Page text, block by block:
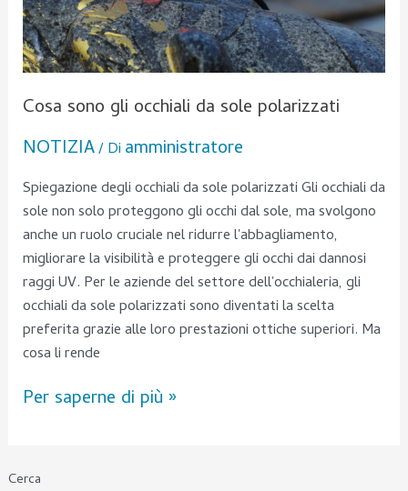
Cerca
Cosa sono gli occhiali da sole polarizzati
NOTIZIA/ Di amministratore
Spiegazione degli occhiali da sole polarizzati Gli occhiali da
sole non solo proteggono gli occhi dal sole, ma svolgono
anche un ruolo cruciale nel ridurre l'abbagliamento,
migliorare la visibilità e proteggere gli occhi dai dannosi
raggi UV. Per le aziende del settore dell'occhialeria, gli
occhiali da sole polarizzati sono diventati la scelta
preferita grazie alle loro prestazioni ottiche superiori. Ma
cosa li rende
Per saperne di più »